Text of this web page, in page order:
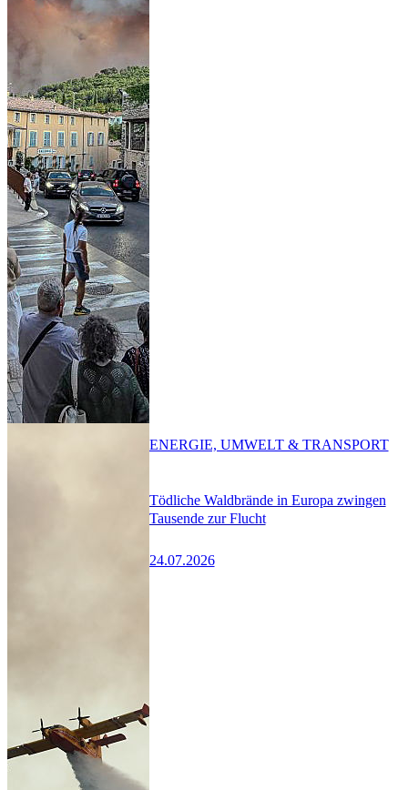
Tödliche Waldbrände in Europa zwingen
Tausende zur Flucht
24.07.2026
ENERGIE, UMWELT & TRANSPORT